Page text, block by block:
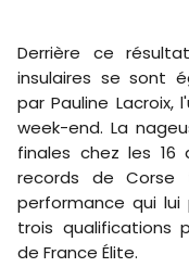
Derrière ce
insulaires se sont
par Pauline
week-end. La
finales chez les
records de Corse
performance qui
trois qualifications
de France Élite.